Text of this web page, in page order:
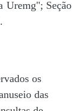
Uremg"; Seção
os
das